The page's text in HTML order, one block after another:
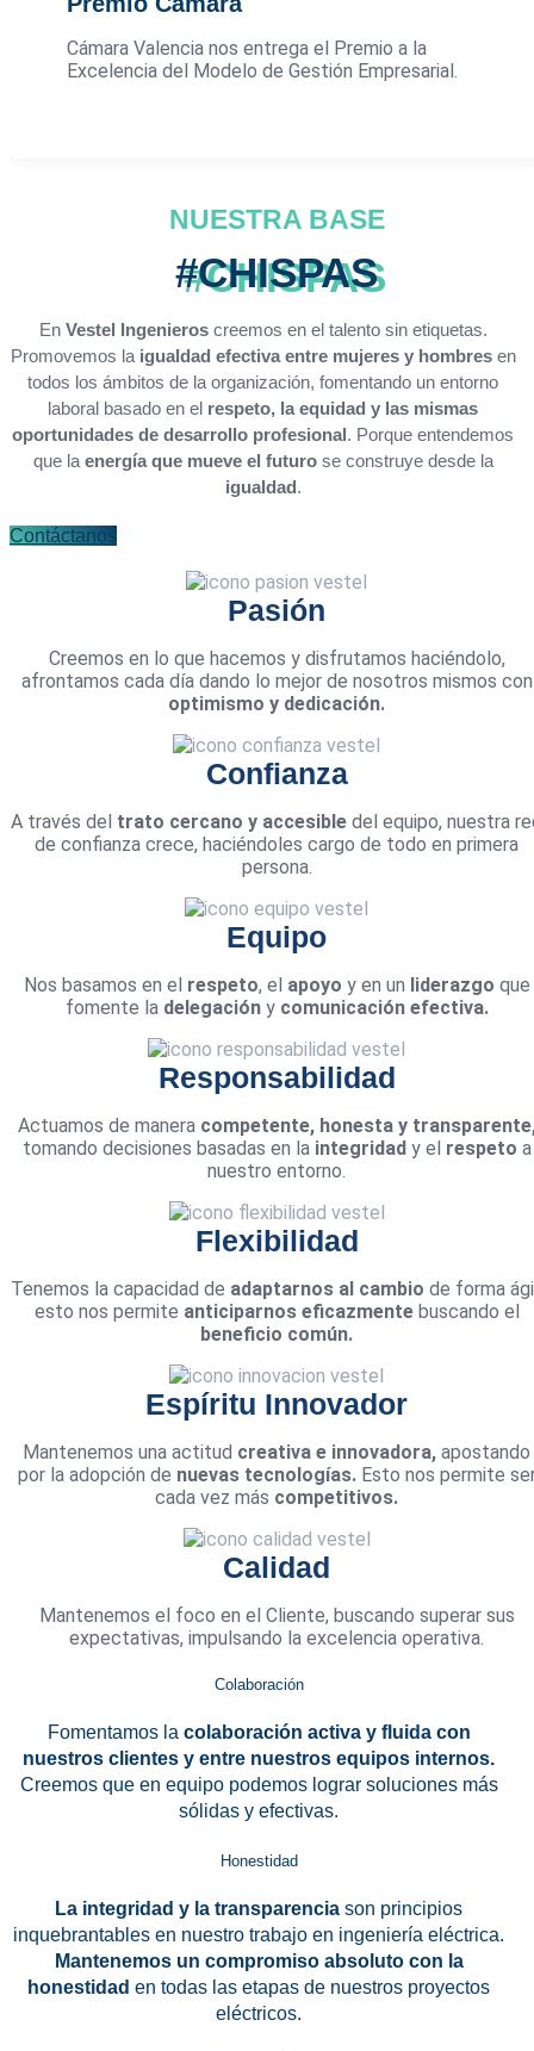
Cámara Valencia nos entrega el Premio a la
Excelencia del Modelo de Gestión Empresarial.
NUESTRA BASE
#CHISPAS
En Vestel Ingenieroscreemos en el talento sin etiquetas.
Promovemos la igualdad efectiva entre mujeres y hombresen
todos los ámbitos de la organización, fomentando un entorno
laboral basado en el respeto, la equidad y las mismas
oportunidades de desarrollo profesional. Porque entendemos
que la energía que mueve el futurose construye desde la
igualdad.
Contáctanos
Pasión
Creemos en lo que hacemos y disfrutamos haciéndolo,
afrontamos cada día dando lo mejor de nosotros mismos con
optimismo y dedicación.
Confianza
A través del trato cercano y accesible del equipo, nuestra
de confianza crece, haciéndoles cargo de todo en primera
persona.
Equipo
Nos basamos en el respeto, el apoyo y en un liderazgo que
fomente la delegacióny comunicación efectiva.
Responsabilidad
Actuamos de manera competente, honesta y
tomando decisiones basadas en la integridady el respeto a
nuestro entorno.
Flexibilidad
Tenemos la capacidad de adaptarnos al cambio de forma
esto nos permite anticiparnos eficazmentebuscando el
beneficio común.
Espíritu Innovador
Mantenemos una actitud creativa e innovadora, apostando
por la adopción de nuevas tecnologías.Esto nos permite
cada vez más competitivos.
Calidad
Mantenemos el foco en el Cliente, buscando superar sus
expectativas, impulsando la excelencia operativa.
Colaboración
Fomentamos la colaboración activa y fluida con
nuestros clientes y entre nuestros equipos internos.
Creemos que en equipo podemos lograr soluciones más
sólidas y efectivas.
Honestidad
La integridad y la transparencia son principios
inquebrantables en nuestro trabajo en ingeniería eléctrica.
Mantenemos un compromiso absoluto con la
honestidad en todas las etapas de nuestros proyectos
eléctricos.